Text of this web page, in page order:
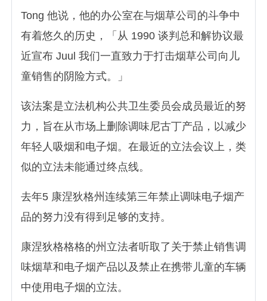
Tong 他说，他的办公室在与烟草公司的斗争中
有着悠久的历史，「从 1990 谈判总和解协议最
近宣布 Juul 我们一直致力于打击烟草公司向儿
童销售的阴险方式。」
该法案是立法机构公共卫生委员会成员最近的努
力，旨在从市场上删除调味尼古丁产品，以减少
年轻人吸烟和电子烟。在最近的立法会议上，类
似的立法未能通过终点线。
去年5 康涅狄格州连续第三年禁止调味电子烟产
品的努力没有得到足够的支持。
康涅狄格格格的州立法者听取了关于禁止销售调
味烟草和电子烟产品以及禁止在携带儿童的车辆
中使用电子烟的立法。